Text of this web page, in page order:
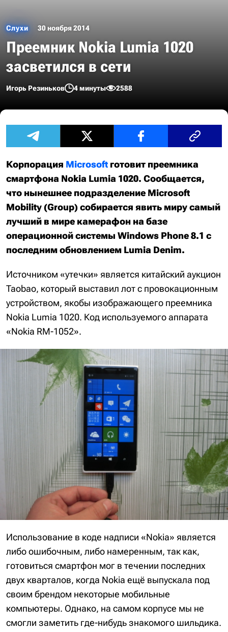
Слухи 30 ноября 2014
Преемник Nokia Lumia 1020
засветился в сети
Игорь Резиньков 4 минуты 2588
Корпорация Microsoft готовит преемника
смартфона Nokia Lumia 1020. Сообщается,
что нынешнее подразделение Microsoft
Mobility (Group) собирается явить миру самый
лучший в мире камерафон на базе
операционной системы Windows Phone 8.1 с
последним обновлением Lumia Denim.
Источником «утечки» является китайский аукцион
Taobao, который выставил лот с провокационным
устройством, якобы изображающего преемника
Nokia Lumia 1020. Код используемого аппарата
«Nokia RM-1052».
Использование в коде надписи «Nokia» является
либо ошибочным, либо намеренным, так как,
готовиться смартфон мог в течении последних
двух кварталов, когда Nokia ещё выпускала под
своим брендом некоторые мобильные
компьютеры. Однако, на самом корпусе мы не
смогли заметить где-нибудь знакомого шильдика.